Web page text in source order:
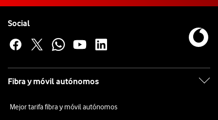
Social
Fibra y móvil autónomos
Mejor tarifa fibra y móvil autónomos